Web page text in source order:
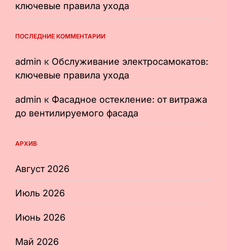
ключевые правила ухода
ПОСЛЕДНИЕ КОММЕНТАРИИ
admin к Обслуживание электросамокатов:
ключевые правила ухода
admin к Фасадное остекление: от витража
до вентилируемого фасада
АРХИВ
Август 2026
Июль 2026
Июнь 2026
Май 2026